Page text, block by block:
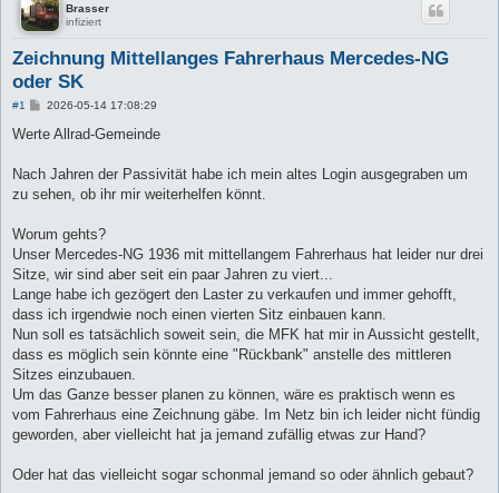
Brasser
infiziert
Zeichnung Mittellanges Fahrerhaus Mercedes-NG
oder SK
#1
B
i
a
2026-05-14 17:08:29
Werte Allrad-Gemeinde
Nach Jahren der Passivität habe ich mein altes Login ausgegraben um
zu sehen, ob ihr mir weiterhelfen könnt.
Worum gehts?
Unser Mercedes-NG 1936 mit mittellangem Fahrerhaus hat leider nur drei
Sitze, wir sind aber seit ein paar Jahren zu viert...
Lange habe ich gezögert den Laster zu verkaufen und immer gehofft,
dass ich irgendwie noch einen vierten Sitz einbauen kann.
Nun soll es tatsächlich soweit sein, die MFK hat mir in Aussicht gestellt,
dass es möglich sein könnte eine "Rückbank" anstelle des mittleren
Sitzes einzubauen.
Um das Ganze besser planen zu können, wäre es praktisch wenn es
vom Fahrerhaus eine Zeichnung gäbe. Im Netz bin ich leider nicht fündig
geworden, aber vielleicht hat ja jemand zufällig etwas zur Hand?
Oder hat das vielleicht sogar schonmal jemand so oder ähnlich gebaut?